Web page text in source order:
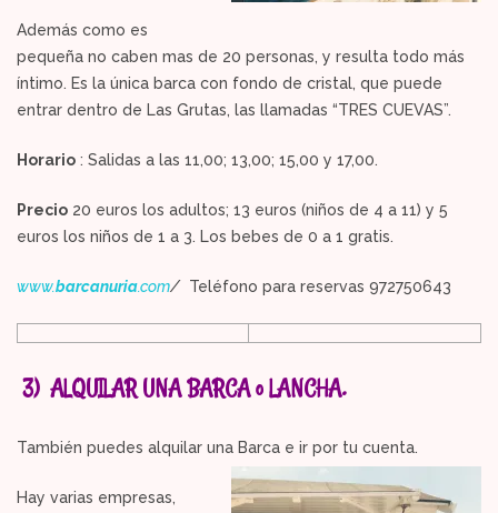
Además como es
pequeña no caben mas de 20 personas, y resulta todo más
íntimo. Es la única barca con fondo de cristal, que puede
entrar dentro de Las Grutas, las llamadas “TRES CUEVAS”.
Horario : Salidas a las 11,00; 13,00; 15,00 y 17,00.
Precio 20 euros los adultos; 13 euros (niños de 4 a 11) y 5
euros los niños de 1 a 3. Los bebes de 0 a 1 gratis.
www.barcanuria.com/Teléfono para reservas 972750643
3) ALQUILAR UNA BARCA o LANCHA.
También puedes alquilar una Barca e ir por tu cuenta.
Hay varias empresas,